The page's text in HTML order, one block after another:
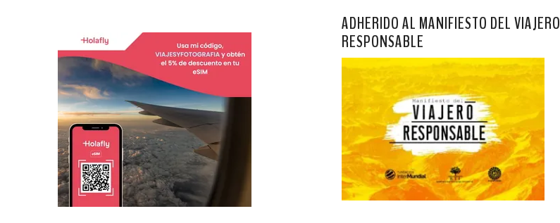
ADHERIDO AL MANIFIESTO DEL VIAJERO
RESPONSABLE